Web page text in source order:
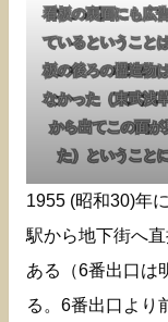
看板の裏面にも広
ているということ
板の後ろの構造物
なかった（東武浅
から出てこの面が
た）ということ
1955 (昭和30)年
駅から地下街へ
ある（6番出口は
る。6番出口より